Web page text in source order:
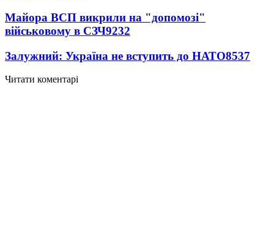
Майора ВСП викрили на "допомозі"
військовому в СЗЧ9232
Залужний: Україна не вступить до НАТО8537
Читати коментарі